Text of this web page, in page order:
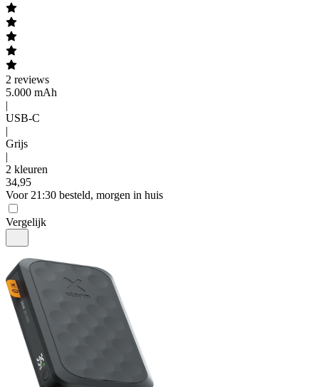
2 reviews
5.000 mAh
|
USB-C
|
Grijs
|
2 kleuren
34,95
Voor 21:30 besteld, morgen in huis
Vergelijk